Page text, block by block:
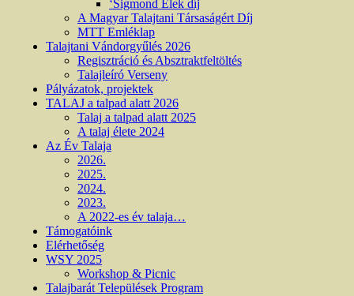
‘Sigmond Elek díj
A Magyar Talajtani Társaságért Díj
MTT Emléklap
Talajtani Vándorgyűlés 2026
Regisztráció és Absztraktfeltöltés
Talajleíró Verseny
Pályázatok, projektek
TALAJ a talpad alatt 2026
Talaj a talpad alatt 2025
A talaj élete 2024
Az Év Talaja
2026.
2025.
2024.
2023.
A 2022-es év talaja…
Támogatóink
Elérhetőség
WSY 2025
Workshop & Picnic
Talajbarát Települések Program